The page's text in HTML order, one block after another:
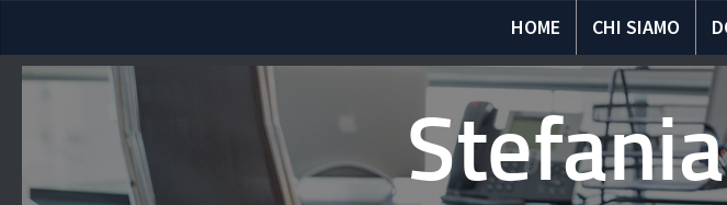
HOME CHI SIAMO